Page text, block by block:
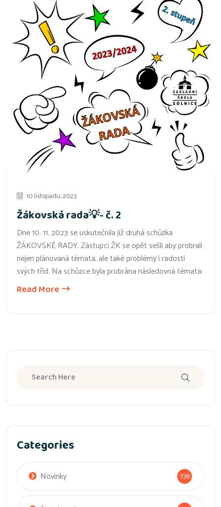
10 listopadu, 2023
Žákovská rada💡- č. 2
Dne 10. 11. 2023 se uskutečnila již druhá schůzka
ŽÁKOVSKÉ RADY. Zástupci ŽK se opět sešli aby probrali
nejen plánovaná témata, ale také problémy i radosti
svých tříd. Na schůzce byla probrána následovná témata:
Read More
Categories
Novinky 739